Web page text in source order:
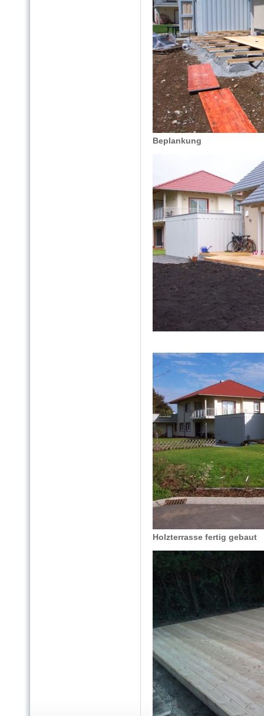
Beplankung
Holzterrasse fertig gebaut